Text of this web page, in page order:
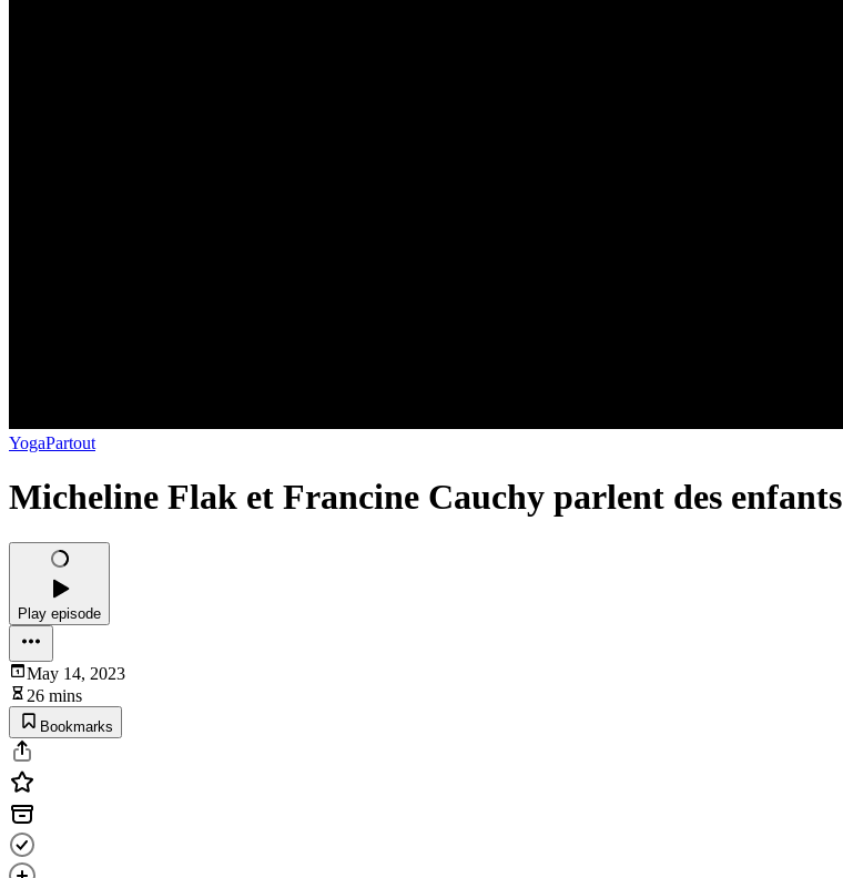
YogaPartout
Micheline Flak et Francine Cauchy parlent des enfants
Play episode
May 14, 2023
26 mins
Bookmarks